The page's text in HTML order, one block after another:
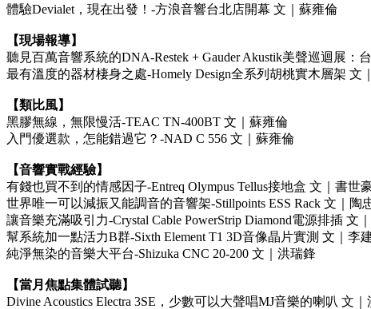
體驗Devialet，現在出發！-方浪音響台北店開幕 文｜蘇雍倫
【現場報導】
聽見百萬音響系統的DNA-Restek + Gauder Akustik美聲巡迴展：
最有溫度的器材棲身之處-Homely Design全系列胡桃實木層架 文
【類比風】
黑膠無線，無限慢活-TEAC TN-400BT 文｜蘇雍倫
入門優選款，怎能錯過它？-NAD C 556 文｜蘇雍倫
【音響實戰經驗】
有錢也買不到的情感因子-Entreq Olympus Tellus接地盒 文｜書世
世界唯一可以減振又能調音的音響架-Stillpoints ESS Rack 文｜陶
讓音樂充滿吸引力-Crystal Cable PowerStrip Diamond電源排插 文
幫系統加一點活力B群-Sixth Element T1 3D音像晶片實測 文｜李
純淨無染的音樂大平台-Shizuka CNC 20-200 文｜洪瑞鋒
【當月焦點集體試聽】
Divine Acoustics Electra 3SE，少數可以大聲唱MJ音樂的喇叭 文｜